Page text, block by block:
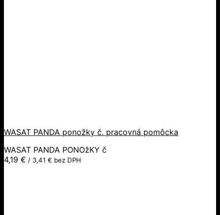
WASAT PANDA ponožky č. pracovná pomôcka
WASAT PANDA PONOžKY č
4,19 € / 3,41 € bez DPH